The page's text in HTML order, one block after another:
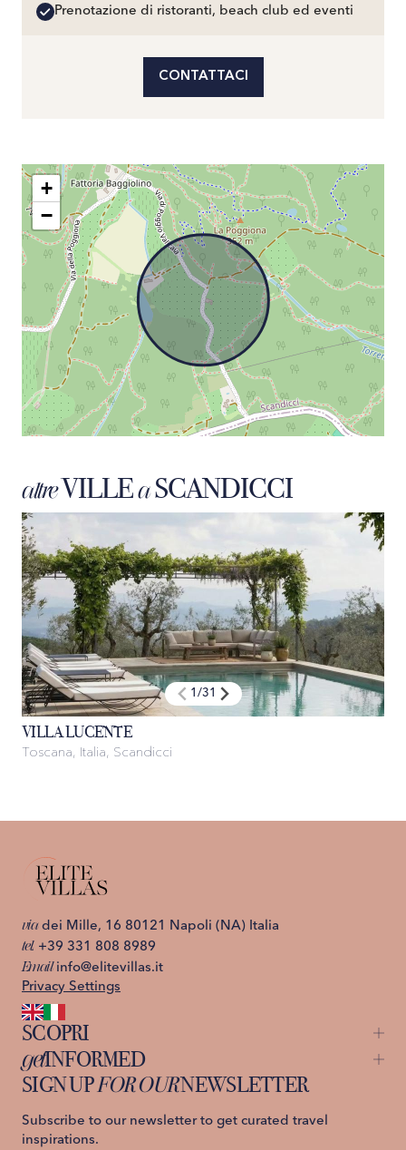
Prenotazione di ristoranti, beach club ed eventi
CONTATTACI
+
−
altreVILLEaSCANDICCI
1 /31
VILLA LUCENTE
Toscana, Italia, Scandicci
viadei Mille, 16 80121 Napoli (NA) Italia
tel. +39 331 808 8989
Email info@elitevillas.it
Privacy Settings
SCOPRI
Capri
St. Moritz
Ischia
Lago di Como
Costiera Amalfitana
getINFORMED
About us
Privacy Policy
Termini e Condizioni
SIGN UPFOR OURNEWSLETTER
Subscribe to our newsletter to get curated travel
inspirations.